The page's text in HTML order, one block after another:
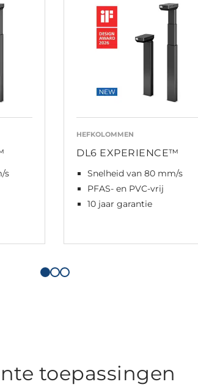
s
HEFKOLOMMEN
DL6 EXPERIENCE™
Snelheid van 80 mm/s
PFAS- en PVC-vrij
10 jaar garantie
toepassingen